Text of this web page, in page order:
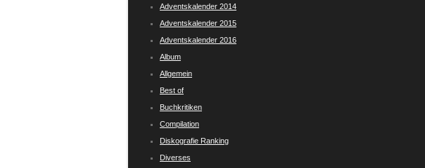
Adventskalender 2014
Adventskalender 2015
Adventskalender 2016
Album
Allgemein
Best of
Buchkritiken
Compilation
Diskografie Ranking
Diverses